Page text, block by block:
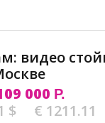
видео
000 Р.
$
€ 1211.11